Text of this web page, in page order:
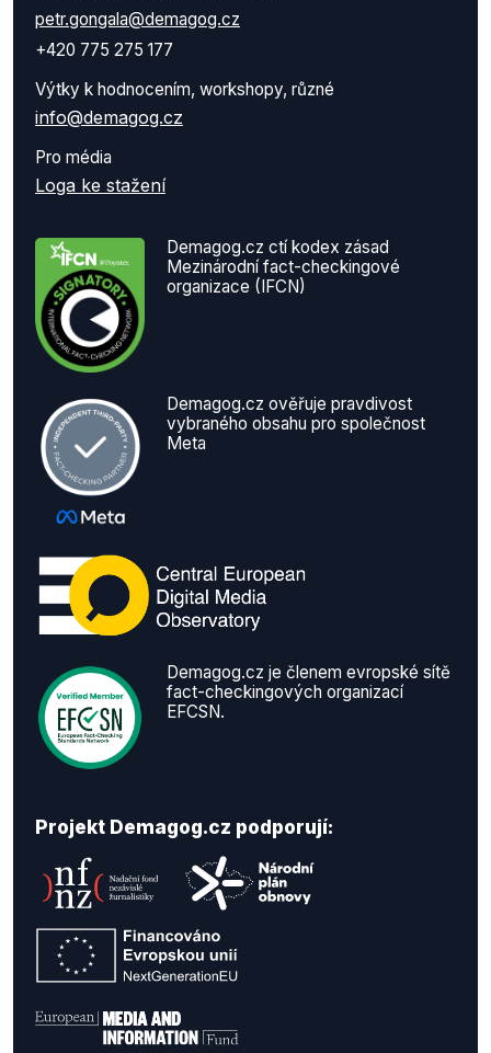
petr.gongala@demagog.cz
+420 775 275 177
Výtky k hodnocením, workshopy, různé
info@demagog.cz
Pro média
Loga ke stažení
Demagog.cz ctí kodex zásad
Mezinárodní fact-checkingové
organizace (IFCN)
Demagog.cz ověřuje pravdivost
vybraného obsahu pro společnost
Meta
Demagog.cz je členem evropské sítě
fact-checkingových organizací
EFCSN.
Projekt Demagog.cz podporují: